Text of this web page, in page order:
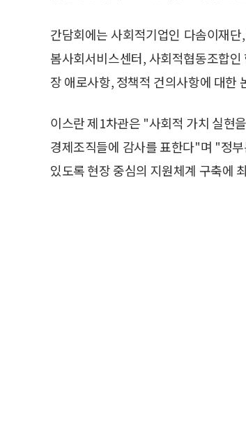
간담회에는 사회적기업인 다솜이재
봄사회서비스센터, 사회적협동조합
장 애로사항, 정책적 건의사항에 대한
이스란 제1차관은 "사회적 가치 실현
경제조직들에 감사를 표한다"며 "정
있도록 현장 중심의 지원체계 구축에